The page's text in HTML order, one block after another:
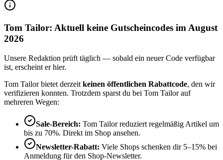
Tom Tailor: Aktuell keine Gutscheincodes im August
2026
Unsere Redaktion prüft täglich — sobald ein neuer Code verfügbar
ist, erscheint er hier.
Tom Tailor bietet derzeit keinen öffentlichen Rabattcode, den wir
verifizieren konnten. Trotzdem sparst du bei Tom Tailor auf
mehreren Wegen:
Sale-Bereich: Tom Tailor reduziert regelmäßig Artikel um
bis zu 70%. Direkt im Shop ansehen.
Newsletter-Rabatt: Viele Shops schenken dir 5–15% bei
Anmeldung für den Shop-Newsletter.